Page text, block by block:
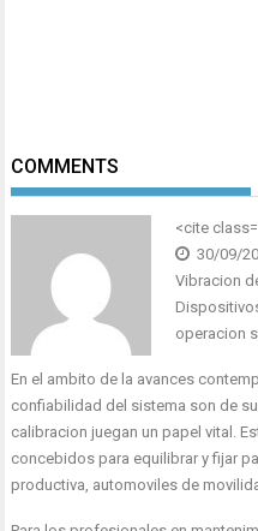
COMMENTS
<cite
30/09/
Vibracion
operacion
En el ambito de la avances
confiabilidad del sistema son de
calibracion juegan un papel vital.
concebidos para equilibrar y fijar
productiva, automoviles de